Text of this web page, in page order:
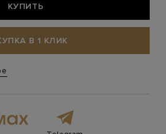
КУПИТЬ
В 1 КЛИК